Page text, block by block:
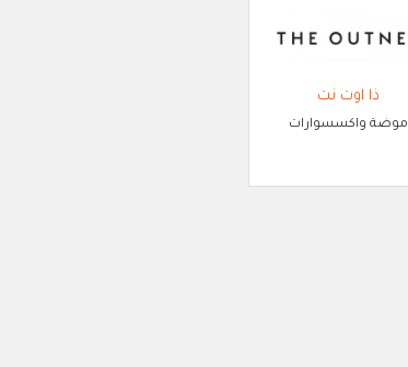
ذا اوت نت
موضة واكسسوارات